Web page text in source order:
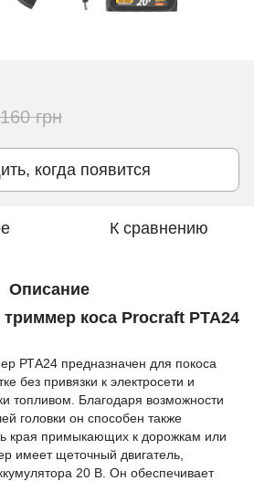
грн
когда появится
К сравнению
Описание
коса Procraft PTA24
РТА24 предназначен для покоса
без привязки к электросети и
топливом. Благодаря возможности
головки он способен также
края примыкающих к дорожкам или
имеет щеточный двигатель,
20 В. Он обеспечивает